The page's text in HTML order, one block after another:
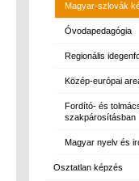
Magyar-szlovák
Óvodapedagógia
Regionális
Közép-európai
Fordító- és
szakpárosításban
Magyar nyelv és
Osztatlan képzés